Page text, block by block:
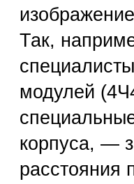
Так,
модулей
корпуса, —
расстояния